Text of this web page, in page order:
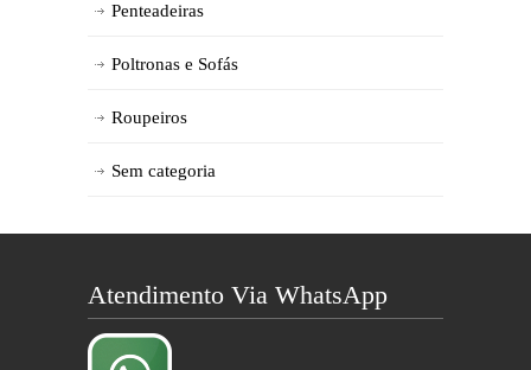
Penteadeiras
Poltronas e Sofás
Roupeiros
Sem categoria
Atendimento Via WhatsApp